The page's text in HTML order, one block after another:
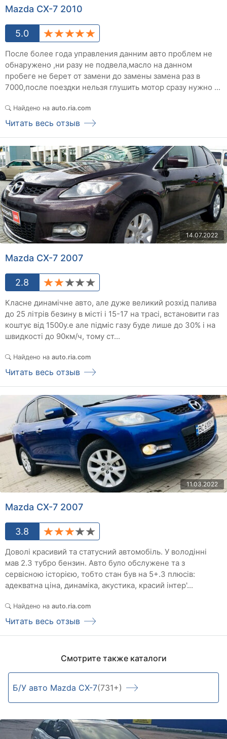
Mazda CX-7 2010
5.0
После более года управления данним авто проблем не
обнаружено ,ни разу не подвела,масло на данном
пробеге не берет от замени до замены замена раз в
7000,после поездки нельзя глушить мотор сразу нужно ...
Найдено на auto.ria.com
Читать весь отзыв
14.07.2022
Mazda CX-7 2007
2.8
Класне динамічне авто, але дуже великий розхід палива
до 25 літрів безину в місті і 15-17 на трасі, встановити газ
коштує від 1500у.е але підміс газу буде лише до 30% і на
швидкості до 90км/ч, тому ст...
Найдено на auto.ria.com
Читать весь отзыв
11.03.2022
Mazda CX-7 2007
3.8
Доволі красивий та статусний автомобіль. У володінні
мав 2.3 тубро бензин. Авто було обслужене та з
сервісною історією, тобто стан був на 5+.З плюсів:
адекватна ціна, динаміка, акустика, красий інтер'...
Найдено на auto.ria.com
Читать весь отзыв
Смотрите также каталоги
Б/У авто Mazda CX-7(731+)